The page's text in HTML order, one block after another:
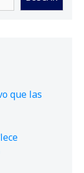
que las